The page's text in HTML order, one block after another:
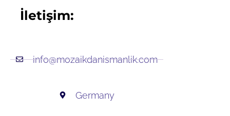
İletişim:
info@mozaikdanismanlik.com
Germany